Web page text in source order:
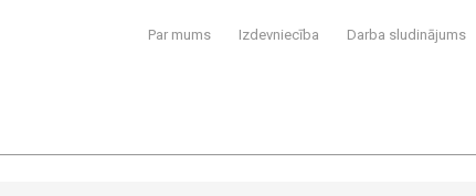
Par mums Izdevniecība Darba sludinājums